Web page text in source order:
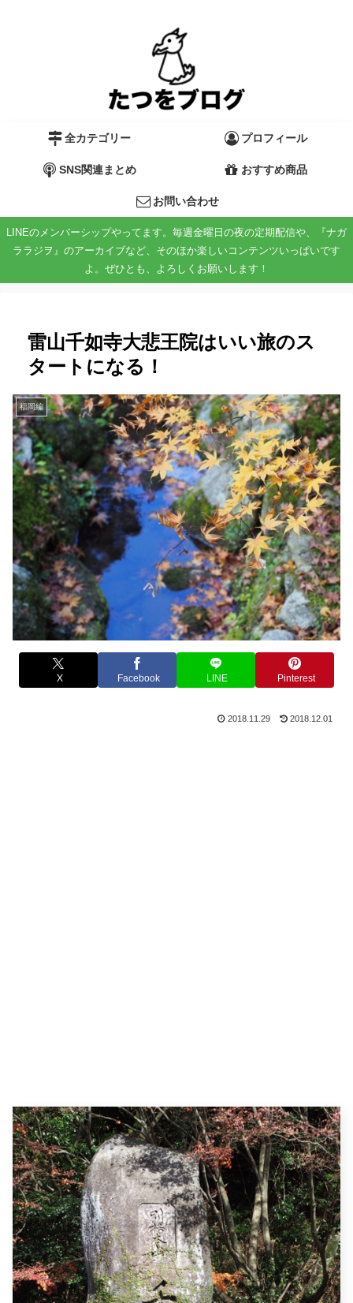
全カテゴリー プロフィール
SNS関連まとめ おすすめ商品
お問い合わせ
LINEのメンバーシップやってます。毎週金曜日の夜の定期配信や、『ナガ
ララジヲ』のアーカイブなど、そのほか楽しいコンテンツいっぱいです
よ。ぜひとも、よろしくお願いします！
雷山千如寺大悲王院はいい旅のス
タートになる！
福岡編
X Facebook LINE Pinterest
2018.11.29 2018.12.01